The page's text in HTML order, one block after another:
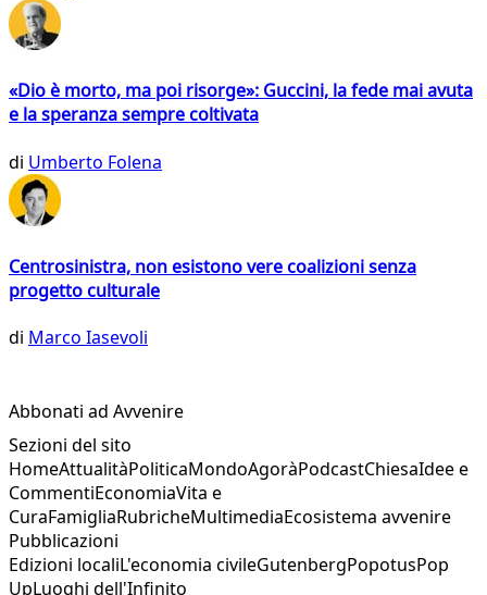
«Dio è morto, ma poi risorge»: Guccini, la fede mai avuta
e la speranza sempre coltivata
di Umberto Folena
Centrosinistra, non esistono vere coalizioni senza
progetto culturale
di Marco Iasevoli
Abbonati ad Avvenire
Sezioni del sito
HomeAttualitàPoliticaMondoAgoràPodcastChiesaIdee e
CommentiEconomiaVita e
CuraFamigliaRubricheMultimediaEcosistema avvenire
Pubblicazioni
Edizioni localiL'economia civileGutenbergPopotusPop
UpLuoghi dell'Infinito